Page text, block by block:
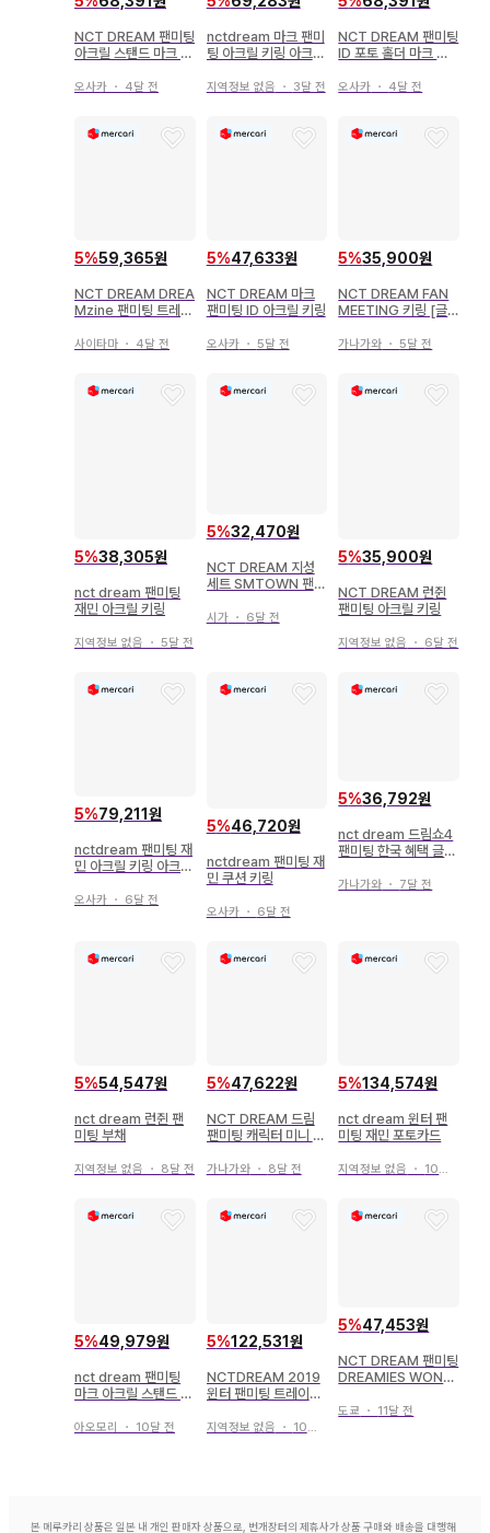
NCT DREAM 팬미팅
아크릴 스탠드 마크 미
오사카 ・ 4달 전
nctdream 마크 팬미
팅 아크릴 키링 아크릴
지역정보 없음 ・ 3달 전
NCT DREAM 팬미팅
ID 포토 홀더 마크 미
오사카 ・ 4달 전
5%59,365원
NCT DREAM DREA
Mzine 팬미팅 트레이
사이타마 ・ 4달 전
5%47,633원
NCT DREAM 마크
팬미팅 ID 아크릴 키링
오사카・ 5달 전
5%35,900원
NCT DREAM FAN
MEETING 키링 [글
가나가와 ・5달 전
5%38,305원
nct dream 팬미팅
재민 아크릴 키링
지역정보 없음 ・ 5달 전
5%32,470원
NCT DREAM 지성
세트 SMTOWN 팬미
시가・ 6달 전
5%35,900원
NCT DREAM 런쥔
팬미팅 아크릴 키링
지역정보 없음 ・ 6달 전
5%79,211원
nctdream 팬미팅 재
민 아크릴 키링 아크릴
오사카 ・ 6달 전
5%46,720원
nctdream 팬미팅 재
민 쿠션 키링
오사카・ 6달 전
5%36,792원
nct dream 드림쇼4
팬미팅 한국 혜택 글로
가나가와 ・ 7달 전
5%54,547원
nct dream 런쥔 팬
미팅 부채
지역정보 없음 ・ 8달 전
5%47,622원
NCT DREAM 드림
팬미팅 캐릭터 미니 클
가나가와・ 8달 전
5%134,574원
nct dream 윈터 팬
미팅 재민 포토카드
지역정보 없음 ・ 10달 전
5%49,979원
nct dream 팬미팅
마크 아크릴 스탠드 아
아오모리 ・ 10달 전
5%122,531원
NCTDREAM 2019
윈터 팬미팅 트레이딩
지역정보 없음 ・ 10달 전
5%47,453원
NCT DREAM 팬미팅
DREAMIES WOND
도쿄 ・ 11달 전
본 메루카리 상품은 일본 내 개인 판매자 상품으로, 번개장터의 제휴사가 상품 구매와 배송을 대행해